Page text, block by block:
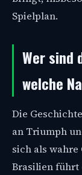
Spielplan.
Wer sind
welche
Die
an Triumph
sich als
Brasilien führt